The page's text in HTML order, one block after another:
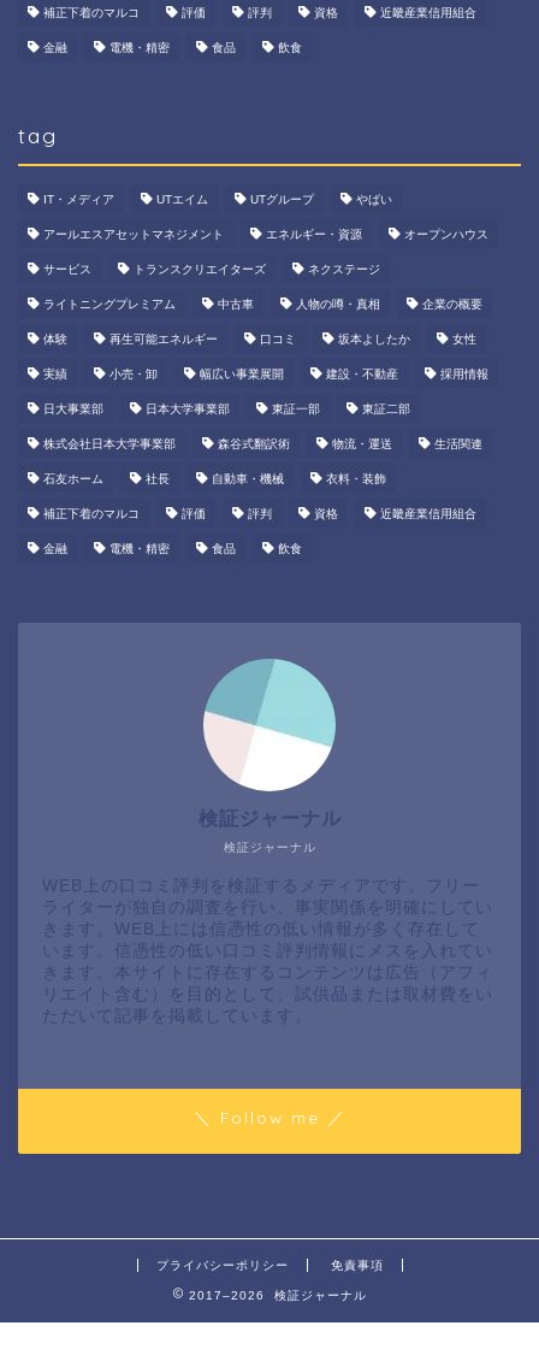
補正下着のマルコ 評価 評判 資格 近畿産業信用組合
金融 電機・精密 食品 飲食
tag
IT・メディア UTエイム UTグループ やばい
アールエスアセットマネジメント エネルギー・資源 オープンハウス
サービス トランスクリエイターズ ネクステージ
ライトニングプレミアム 中古車 人物の噂・真相 企業の概要
体験 再生可能エネルギー 口コミ 坂本よしたか 女性
実績 小売・卸 幅広い事業展開 建設・不動産 採用情報
日大事業部 日本大学事業部 東証一部 東証二部
株式会社日本大学事業部 森谷式翻訳術 物流・運送 生活関連
石友ホーム 社長 自動車・機械 衣料・装飾
補正下着のマルコ 評価 評判 資格 近畿産業信用組合
金融 電機・精密 食品 飲食
検証ジャーナル
検証ジャーナル
WEB上の口コミ評判を検証するメディアです。フリー
ライターが独自の調査を行い、事実関係を明確にしてい
きます。WEB上には信憑性の低い情報が多く存在して
います。信憑性の低い口コミ評判情報にメスを入れてい
きます。本サイトに存在するコンテンツは広告（アフィ
リエイト含む）を目的として、試供品または取材費をい
ただいて記事を掲載しています。
＼ Follow me ／
プライバシーポリシー 免責事項
2017–2026 検証ジャーナル